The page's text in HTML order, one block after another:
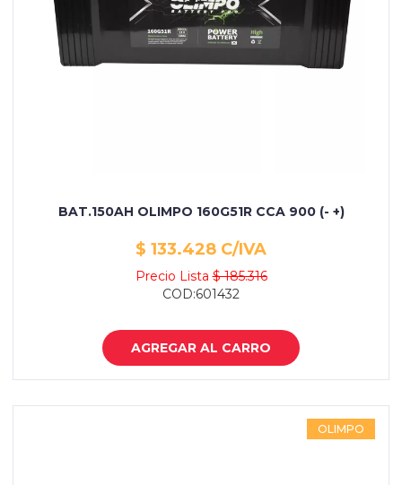
BAT.150AH OLIMPO 160G51R CCA 900 (- +)
$ 133.428 C/IVA
Precio Lista$ 185.316
COD:601432
AGREGAR AL CARRO
OLIMPO